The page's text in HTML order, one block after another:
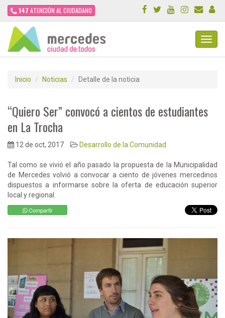
147 ATENCIÓN AL CIUDADANO
Inicio Noticias Detalle de la noticia
“Quiero Ser” convocó a cientos de estudiantes
en La Trocha
12 de oct, 2017 Desarrollo de la Comunidad
Tal como se vivió el año pasado la propuesta de la Municipalidad
de Mercedes volvió a convocar a ciento de jóvenes mercedinos
dispuestos a informarse sobre la oferta de educación superior
local y regional.
Compartir